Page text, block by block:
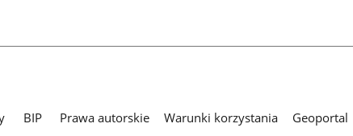
BIP Prawa autorskie Warunki korzystania
Geoportal